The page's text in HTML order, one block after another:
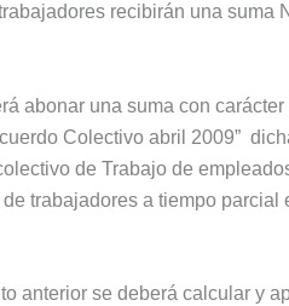
recibirán una suma
abonar una suma con
Colectivo abril 2009”
de Trabajo de
trabajadores a tiempo parcial
anterior se deberá calcular y